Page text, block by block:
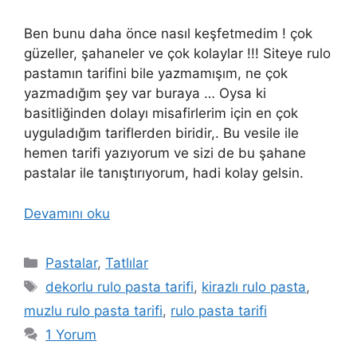
Ben bunu daha önce nasıl keşfetmedim ! çok
güzeller, şahaneler ve çok kolaylar !!! Siteye rulo
pastamın tarifini bile yazmamışım, ne çok
yazmadığım şey var buraya … Oysa ki
basitliğinden dolayı misafirlerim için en çok
uyguladığım tariflerden biridir,. Bu vesile ile
hemen tarifi yazıyorum ve sizi de bu şahane
pastalar ile tanıştırıyorum, hadi kolay gelsin.
Devamını oku
Kategoriler
Pastalar,Tatlılar
Etiketler
dekorlu rulo pasta tarifi, kirazlı rulo pasta,
muzlu rulo pasta tarifi, rulo pasta tarifi
1 Yorum